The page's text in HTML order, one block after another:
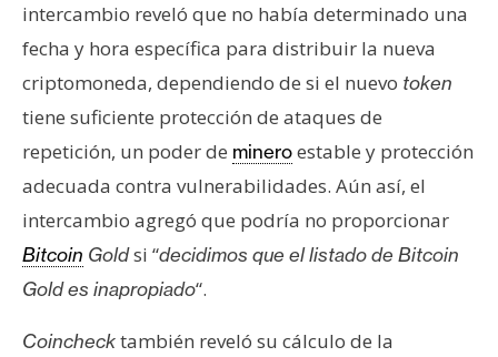
C
o
n
t
a
c
t
o
y
u
b
intercambio reveló que no había determinado una
fecha y hora específica para distribuir la nueva
criptomoneda, dependiendo de si el nuevo token
tiene suficiente protección de ataques de
repetición, un poder de mineroestable y protección
adecuada contra vulnerabilidades. Aún así, el
intercambio agregó que podría no proporcionar
Bitcoin Goldsi “decidimos que el listado de Bitcoin
Gold es inapropiado“.
Coinchecktambién reveló su cálculo de la